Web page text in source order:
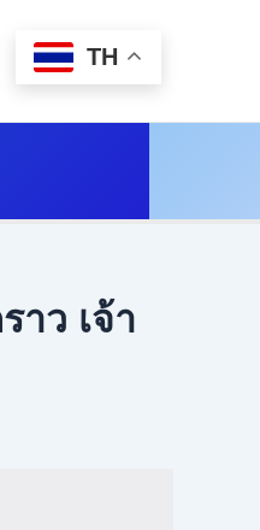
TH
าว เจ้า